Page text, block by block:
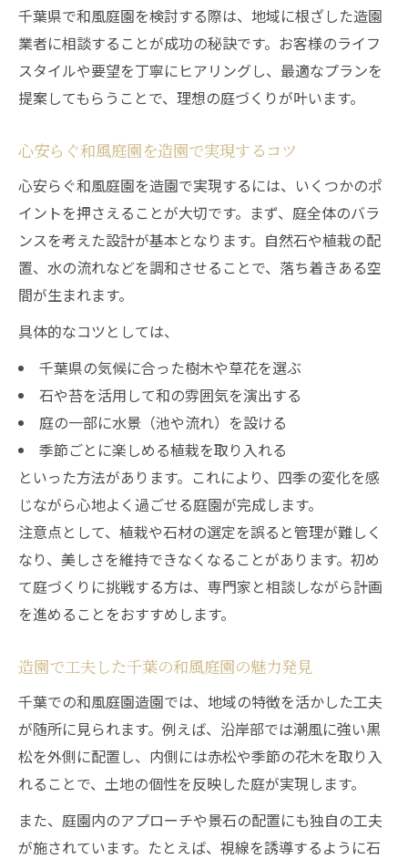
千葉県で和風庭園を検討する際は、地域に根ざした造園
業者に相談することが成功の秘訣です。お客様のライフ
スタイルや要望を丁寧にヒアリングし、最適なプランを
提案してもらうことで、理想の庭づくりが叶います。
心安らぐ和風庭園を造園で実現するコツ
心安らぐ和風庭園を造園で実現するには、いくつかのポ
イントを押さえることが大切です。まず、庭全体のバラ
ンスを考えた設計が基本となります。自然石や植栽の配
置、水の流れなどを調和させることで、落ち着きある空
間が生まれます。
具体的なコツとしては、
千葉県の気候に合った樹木や草花を選ぶ
石や苔を活用して和の雰囲気を演出する
庭の一部に水景（池や流れ）を設ける
季節ごとに楽しめる植栽を取り入れる
といった方法があります。これにより、四季の変化を感
じながら心地よく過ごせる庭園が完成します。
注意点として、植栽や石材の選定を誤ると管理が難しく
なり、美しさを維持できなくなることがあります。初め
て庭づくりに挑戦する方は、専門家と相談しながら計画
を進めることをおすすめします。
造園で工夫した千葉の和風庭園の魅力発見
千葉での和風庭園造園では、地域の特徴を活かした工夫
が随所に見られます。例えば、沿岸部では潮風に強い黒
松を外側に配置し、内側には赤松や季節の花木を取り入
れることで、土地の個性を反映した庭が実現します。
また、庭園内のアプローチや景石の配置にも独自の工夫
が施されています。たとえば、視線を誘導するように石